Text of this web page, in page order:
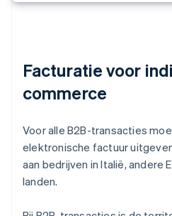
Facturatie voor
commerce
Voor alle B2B-transacties
elektronische factuur
aan bedrijven in Italië, andere
landen.